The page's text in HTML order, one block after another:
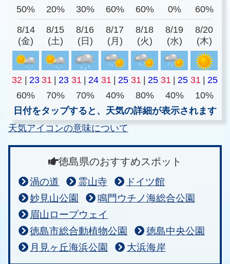
50%
20% 30% 60% 60% 0% 60%
8/14
(金)
8/15
(土)
8/16
(日)
8/17
(月)
8/18
(火)
8/19
(水)
8/20
(木)
32 | 23 31 | 23 31 | 24 31 | 25 31 | 25 31 | 25 31 | 25
60%
70% 70% 40% 80% 40%
10%
日付をタップすると、天気の詳細が表示されます
天気アイコンの意味について
徳島県のおすすめスポット
渦の道 霊山寺
ドイツ館
妙見山公園
鳴門ウチノ海総合公園
眉山ロープウェイ
徳島市総合動植物公園
徳島中央公園
月見ヶ丘海浜公園
大浜海岸